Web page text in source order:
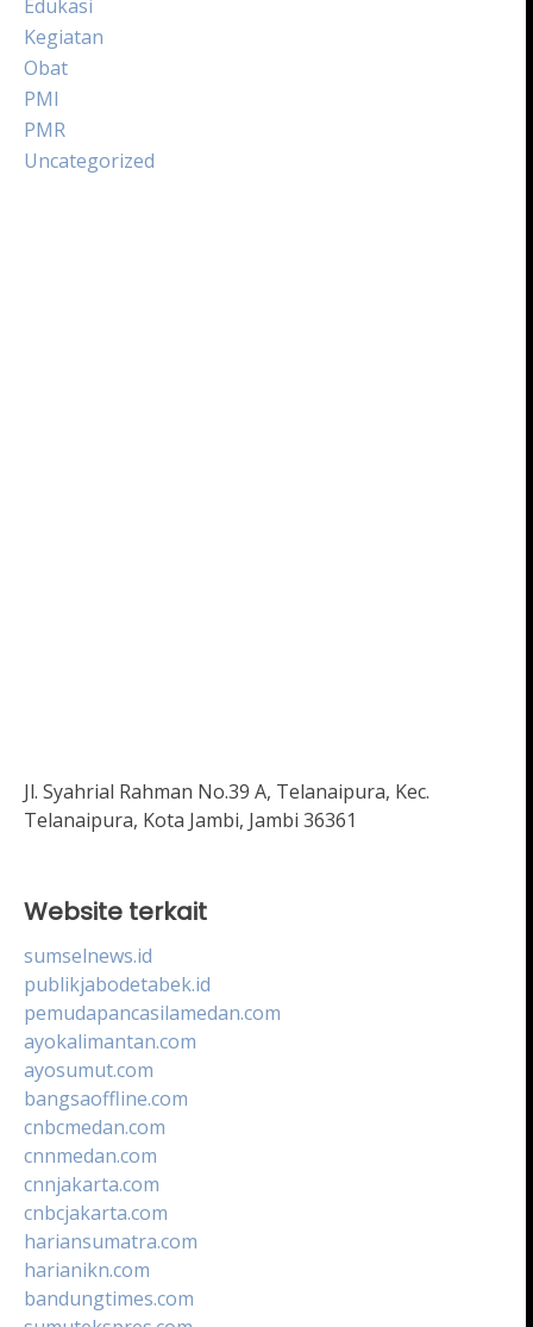
Edukasi
Kegiatan
Obat
PMI
PMR
Uncategorized
Jl. Syahrial Rahman No.39 A, Telanaipura, Kec.
Telanaipura, Kota Jambi, Jambi 36361
Website terkait
sumselnews.id
publikjabodetabek.id
pemudapancasilamedan.com
ayokalimantan.com
ayosumut.com
bangsaoffline.com
cnbcmedan.com
cnnmedan.com
cnnjakarta.com
cnbcjakarta.com
hariansumatra.com
harianikn.com
bandungtimes.com